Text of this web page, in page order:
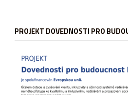
PROJEKT DOVEDNOSTI PRO